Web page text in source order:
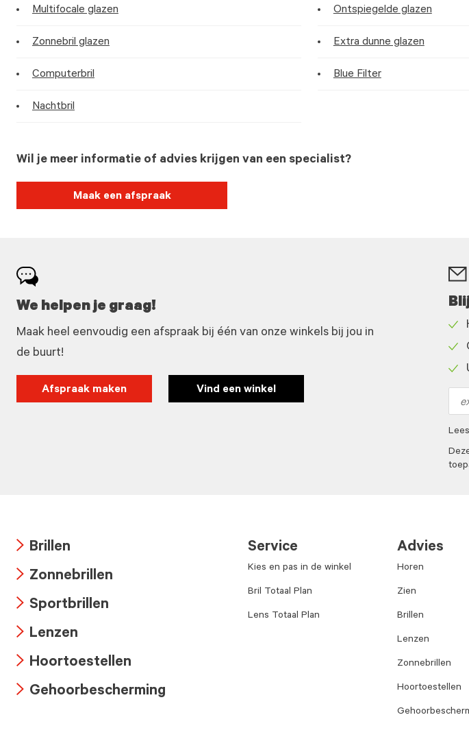
Multifocale glazen
Zonnebril glazen
Computerbril
Nachtbril
Ontspiegelde glazen
Extra dunne glazen
Blue Filter
Wil je meer informatie of advies krijgen van een specialist?
Maak een afspraak
We helpen je graag!
Maak heel eenvoudig een afspraak bij één van onze winkels bij jou in
de buurt!
Afspraak maken Vind een winkel
icon
icon
icon
Brillen
icon
Zonnebrillen
icon
Sportbrillen
icon
Lenzen
icon
Hoortoestellen
Gehoorbescherming
Service
Kies en pas in de winkel
Bril Totaal Plan
Lens Totaal Plan
Advies
Horen
Zien
Brillen
Lenzen
Zonnebrillen
Hoortoestellen